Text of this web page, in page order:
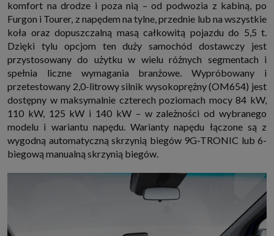
komfort na drodze i poza nią – od podwozia z kabiną, po
Furgon i Tourer, z napędem na tylne, przednie lub na wszystkie
koła oraz dopuszczalną masą całkowitą pojazdu do 5,5 t.
Dzięki tylu opcjom ten duży samochód dostawczy jest
przystosowany do użytku w wielu różnych segmentach i
spełnia liczne wymagania branżowe. Wypróbowany i
przetestowany 2,0-litrowy silnik wysokoprężny (OM654) jest
dostępny w maksymalnie czterech poziomach mocy 84 kW,
110 kW, 125 kW i 140 kW – w zależności od wybranego
modelu i wariantu napędu. Warianty napędu łączone są z
wygodną automatyczną skrzynią biegów 9G-TRONIC lub 6-
biegową manualną skrzynią biegów.